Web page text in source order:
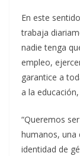
En este
trabaja
nadie tenga
empleo,
garantice a
a la
“Queremos
humanos, una
identidad de